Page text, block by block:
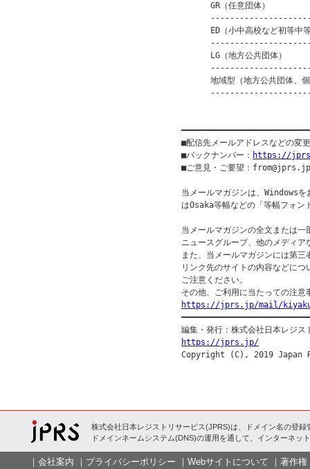
GR（任意団体）
ED（小中高校など初等中
LG（地方公共団体）
地域型（地方公共団体、
■配信先メールアドレスなどの変
■バックナンバー： https://
■ご意見・ご要望：from@jprs.jp
当メールマガジンは、Windowsを
はOsaka等幅などの「等幅フォン
当メールマガジンの全文または一
ニュースグループ、他のメディ
また、当メールマガジンには第
リンク先のサイトの内容などに
ご注意ください。
https://jprs.jp/mail/
https://jprs.jp/
Copyright (C), 2019
株式会社日本レジストリサービス(JPRS)は、ドメイン名の登録
ドメインネームシステム(DNS)の運用を通して、インターネッ
｜ 会社案内 ｜ プライバシーポリシー ｜ Webサイトについて ｜ 著作権